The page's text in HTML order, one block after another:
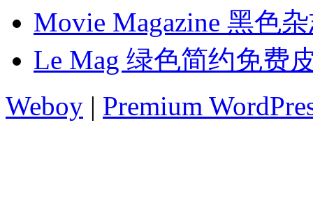
Movie Magazine 黑色
Le Mag 绿色简约免费
Weboy | Premium